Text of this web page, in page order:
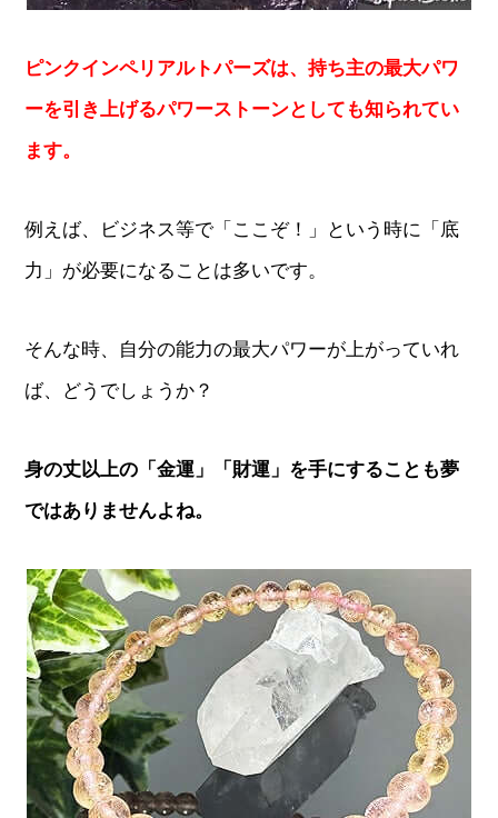
ピンクインペリアルトパーズは、持ち主の最大パワ
ーを引き上げるパワーストーンとしても知られてい
ます。
例えば、ビジネス等で「ここぞ！」という時に「底
力」が必要になることは多いです。
そんな時、自分の能力の最大パワーが上がっていれ
ば、どうでしょうか？
身の丈以上の「金運」「財運」を手にすることも夢
ではありませんよね。